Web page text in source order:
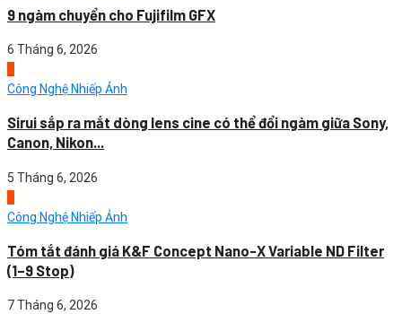
9 ngàm chuyển cho Fujifilm GFX
6 Tháng 6, 2026
Công Nghệ Nhiếp Ảnh
Sirui sắp ra mắt dòng lens cine có thể đổi ngàm giữa Sony,
Canon, Nikon...
5 Tháng 6, 2026
Công Nghệ Nhiếp Ảnh
Tóm tắt đánh giá K&F Concept Nano-X Variable ND Filter
(1–9 Stop)
7 Tháng 6, 2026